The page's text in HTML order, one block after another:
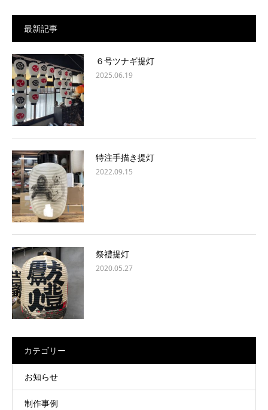
最新記事
６号ツナギ提灯
2025.06.19
特注手描き提灯
2022.09.15
祭禮提灯
2020.05.27
カテゴリー
お知らせ
制作事例